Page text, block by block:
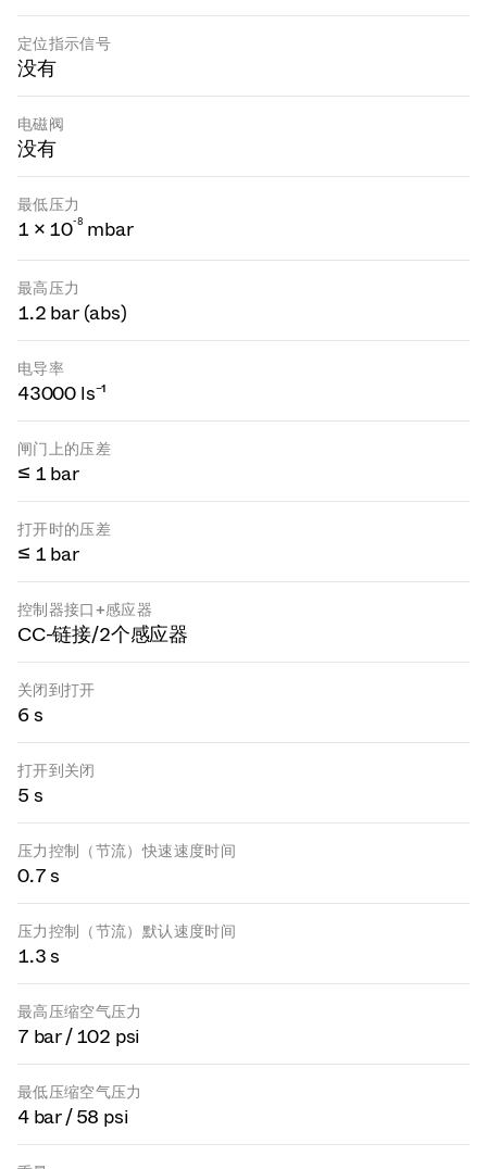
定位指示信号
没有
电磁阀
没有
最低压力
1 × 10-8 mbar
最高压力
1.2 bar (abs)
电导率
43000 ls⁻¹
闸门上的压差
≤ 1 bar
打开时的压差
≤ 1 bar
控制器接口+感应器
CC-链接/2个感应器
关闭到打开
6 s
打开到关闭
5 s
压力控制（节流）快速速度时间
0.7 s
压力控制（节流）默认速度时间
1.3 s
最高压缩空气压力
7 bar / 102 psi
最低压缩空气压力
4 bar / 58 psi